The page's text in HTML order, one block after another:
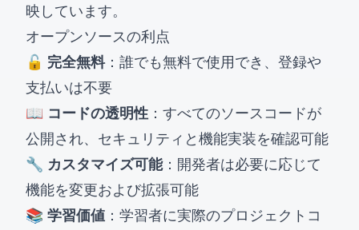
映しています。
オープンソースの利点
🔓 完全無料：誰でも無料で使用でき、登録や
支払いは不要
📖 コードの透明性 ：すべてのソースコードが
公開され、セキュリティと機能実装を確認可能
🔧 カスタマイズ可能：開発者は必要に応じて
機能を変更および拡張可能
📚 学習価値 ：学習者に実際のプロジェクトコ